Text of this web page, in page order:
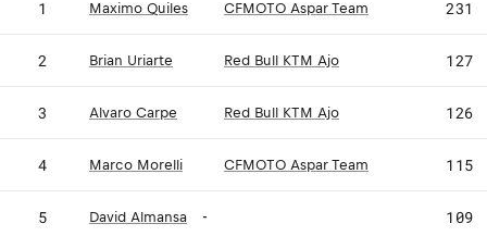
1 Maximo Quiles CFMOTO Aspar Team 231
2 Brian Uriarte Red Bull KTM Ajo 127
3 Alvaro Carpe Red Bull KTM Ajo 126
4 Marco Morelli CFMOTO Aspar Team 115
5 David Almansa - 109